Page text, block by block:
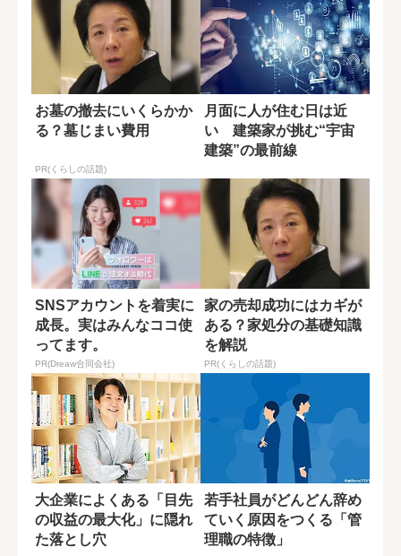
お墓の撤去にいくらかか
る？墓じまい費用
PR(くらしの話題)
月面に人が住む日は近
い 建築家が挑む“宇宙
建築”の最前線
SNSアカウントを着実に
成長。実はみんなココ使
ってます。
PR(Dreaw合同会社)
家の売却成功にはカギが
ある？家処分の基礎知識
を解説
PR(くらしの話題)
大企業によくある「目先
の収益の最大化」に隠れ
た落とし穴
若手社員がどんどん辞め
ていく原因をつくる「管
理職の特徴」